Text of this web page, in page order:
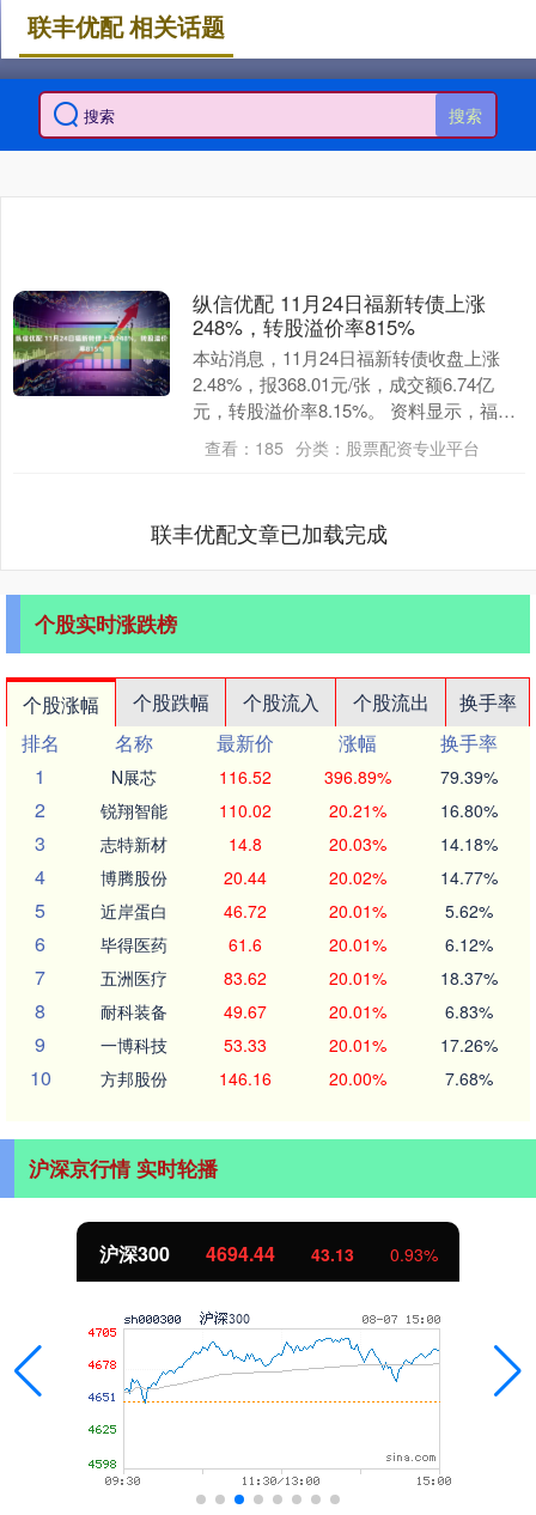
搜索
联丰优配 相关话题
纵信优配 11月24日福新转债上涨
248%，转股溢价率815%
本站消息，11月24日福新转债收盘上涨
2.48%，报368.01元/张，成交额6.74亿
元，转股溢价率8.15%。 资料显示，福新
转债信用级别为“A+”，债券期....
查看： 185 分类： 股票配资专业平台
联丰优配文章已加载完成
个股实时涨跌榜
个股涨幅 个股跌幅 个股流入 个股流出
换手率
排名
名称 最新价 涨幅
换手率
1
N展芯 116.52 396.89% 79.39%
2 锐翔智能 110.02 20.21% 16.80%
3 志特新材 14.8 20.03% 14.18%
4 博腾股份 20.44 20.02% 14.77%
5 近岸蛋白 46.72 20.01% 5.62%
6 毕得医药 61.6 20.01% 6.12%
7 五洲医疗 83.62 20.01% 18.37%
8 耐科装备 49.67 20.01% 6.83%
9 一博科技 53.33 20.01% 17.26%
10 方邦股份 146.16 20.00% 7.68%
沪深京行情 实时轮播
沪深300 4694.44 43.13 0.93%